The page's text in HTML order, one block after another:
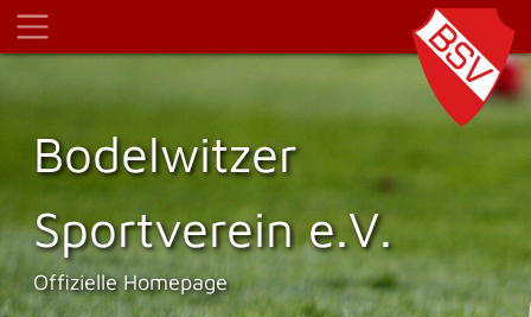
Bodelwitzer
Sportverein e.V.
Offizielle Homepage